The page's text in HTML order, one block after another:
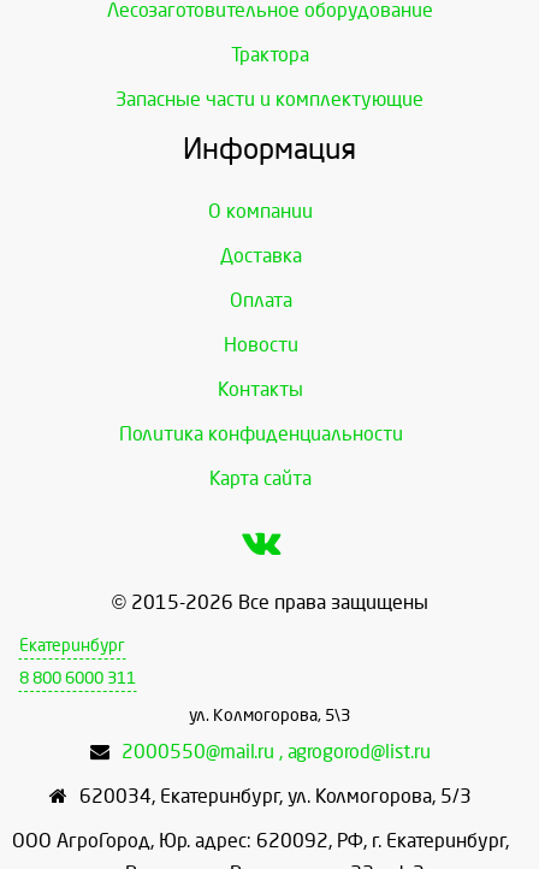
Лесозаготовительное оборудование
Трактора
Запасные части и комплектующие
Информация
О компании
Доставка
Оплата
Новости
Контакты
Политика конфиденциальности
Карта сайта
© 2015-2026 Все права защищены
Екатеринбург
8 800 6000 311
ул. Колмогорова, 5\3
2000550@mail.ru , agrogorod@list.ru
620034, Екатеринбург, ул. Колмогорова, 5/3
ООО АгроГород, Юр. адрес: 620092, РФ, г. Екатеринбург,